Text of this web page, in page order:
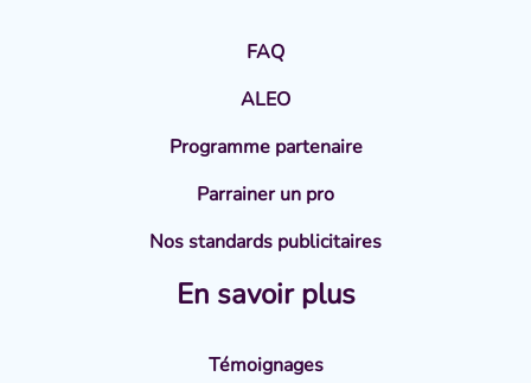
FAQ
ALEO
Programme partenaire
Parrainer un pro
Nos standards publicitaires
En savoir plus
Témoignages